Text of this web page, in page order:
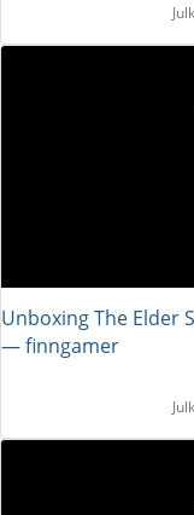
Unboxing The Elder
― finngamer